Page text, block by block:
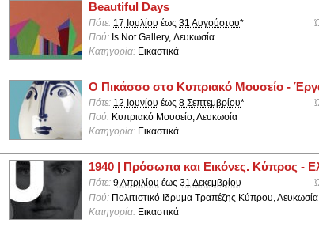
Beautiful Days
Πότε: 17 Ιουλίου έως 31 Αυγούστου*
Πού: Is Not Gallery, Λευκωσία
Κατηγορία: Εικαστικά
Ο Πικάσσο στο Κυπριακό Μουσείο -
Πότε: 12 Ιουνίου έως 8 Σεπτεμβρίου*
Πού: Κυπριακό Μουσείο, Λευκωσία
Κατηγορία: Εικαστικά
1940 | Πρόσωπα και Εικόνες. Κύπρος -
Πότε: 9 Απριλίου έως 31 Δεκεμβρίου
Πού: Πολιτιστικό Ιδρυμα Τραπέζης Κύπρου, Λευκωσία
Κατηγορία: Εικαστικά